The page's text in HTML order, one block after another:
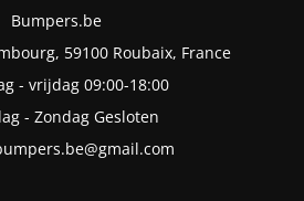
Bumpers.be
59100 Roubaix, France
- vrijdag 09:00-18:00
- Zondag Gesloten